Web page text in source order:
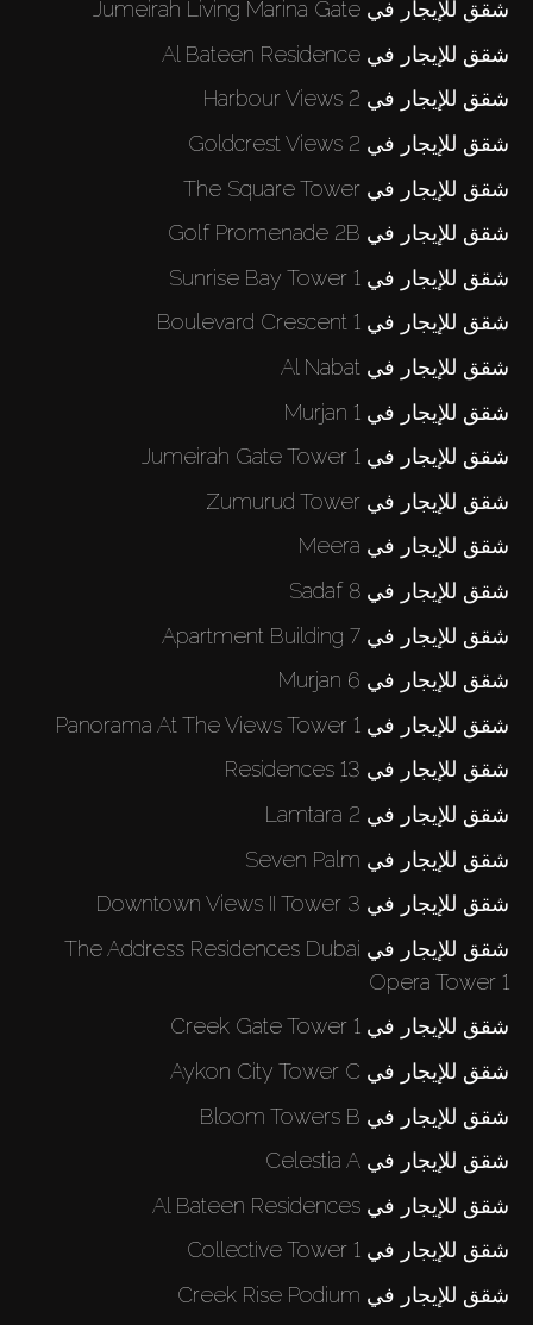
شقق للإيجار في Jumeirah Living Marina Gate
شقق للإيجار في Al Bateen Residence
شقق للإيجار في Harbour Views 2
شقق للإيجار في Goldcrest Views 2
شقق للإيجار في The Square Tower
شقق للإيجار في Golf Promenade 2B
شقق للإيجار في Sunrise Bay Tower 1
شقق للإيجار في Boulevard Crescent 1
شقق للإيجار في Al Nabat
شقق للإيجار في Murjan 1
شقق للإيجار في Jumeirah Gate Tower 1
شقق للإيجار في Zumurud Tower
شقق للإيجار في Meera
شقق للإيجار في Sadaf 8
شقق للإيجار في Apartment Building 7
شقق للإيجار في Murjan 6
شقق للإيجار في Panorama At The Views Tower 1
شقق للإيجار في Residences 13
شقق للإيجار في Lamtara 2
شقق للإيجار في Seven Palm
شقق للإيجار في Downtown Views II Tower 3
شقق للإيجار في The Address Residences Dubai
Opera Tower 1
شقق للإيجار في Creek Gate Tower 1
شقق للإيجار في Aykon City Tower C
شقق للإيجار في Bloom Towers B
شقق للإيجار في Celestia A
شقق للإيجار في Al Bateen Residences
شقق للإيجار في Collective Tower 1
شقق للإيجار في Creek Rise Podium